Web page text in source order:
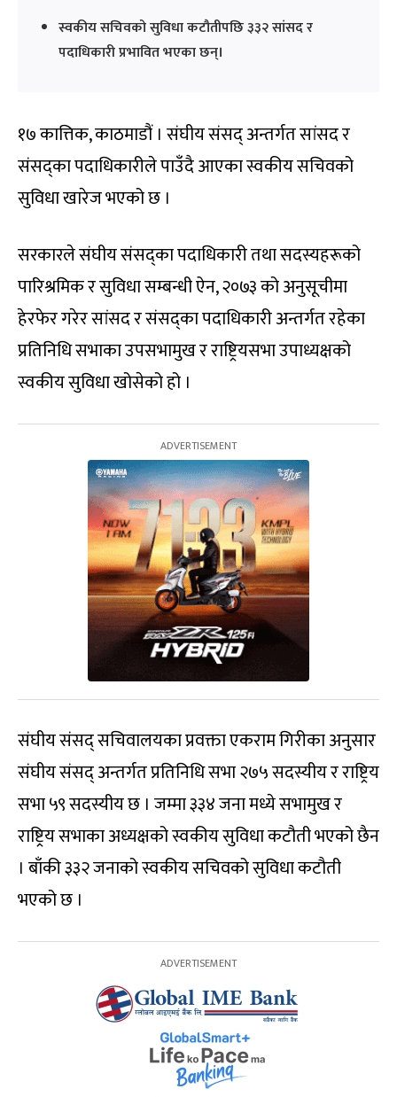
स्वकीय सचिवको सुविधा कटौतीपछि ३३२ सांसद र
पदाधिकारी प्रभावित भएका छन्।
१७ कात्तिक, काठमाडौं । संघीय संसद् अन्तर्गत सांसद र
संसद्का पदाधिकारीले पाउँदै आएका स्वकीय सचिवको
सुविधा खारेज भएको छ ।
सरकारले संघीय संसद्का पदाधिकारी तथा सदस्यहरूको
पारिश्रमिक र सुविधा सम्बन्धी ऐन, २०७३ को अनुसूचीमा
हेरफेर गरेर सांसद र संसद्का पदाधिकारी अन्तर्गत रहेका
प्रतिनिधि सभाका उपसभामुख र राष्ट्रियसभा उपाध्यक्षको
स्वकीय सुविधा खोसेको हो ।
संघीय संसद् सचिवालयका प्रवक्ता एकराम गिरीका अनुसार
संघीय संसद्‌ अन्तर्गत प्रतिनिधि सभा २७५ सदस्यीय र राष्ट्रिय
सभा ५९ सदस्यीय छ । जम्मा ३३४ जना मध्ये सभामुख र
राष्ट्रिय सभाका अध्यक्षको स्वकीय सुविधा कटौती भएको छैन
। बाँकी ३३२ जनाको स्वकीय सचिवको सुविधा कटौती
भएको छ ।